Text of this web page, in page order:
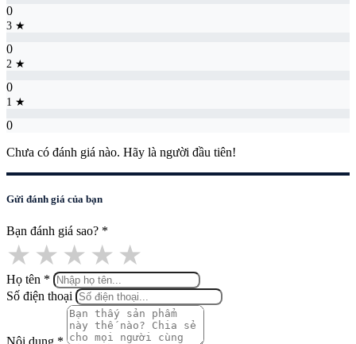
0
3 ★
0
2 ★
0
1 ★
0
Chưa có đánh giá nào. Hãy là người đầu tiên!
Gửi đánh giá của bạn
Bạn đánh giá sao? *
★ ★ ★ ★ ★
Họ tên *
Số điện thoại
Nội dung *